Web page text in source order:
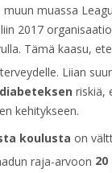
muassa
2017
Tämä kaasu,
Liian
diabeteksen riskiä,
kehitykseen.
koulusta on
raja-arvoon